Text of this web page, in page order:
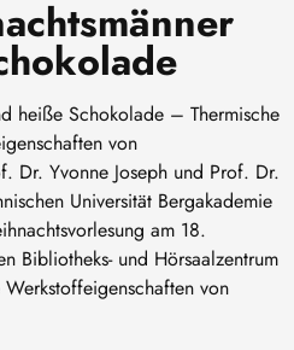
heiße Schokolade – Thermische
von
Dr. Yvonne Joseph und Prof. Dr.
Universität Bergakademie
am 18.
Bibliotheks- und Hörsaalzentrum
von